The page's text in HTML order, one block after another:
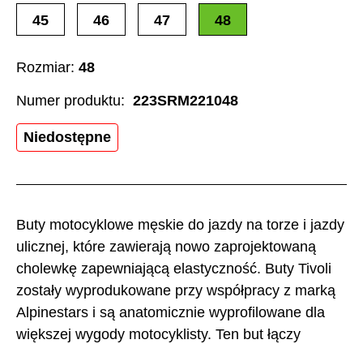
Buty motocyklowe męskie do jazdy na torze i jazdy
ulicznej, które zawierają nowo zaprojektowaną
cholewkę zapewniającą elastyczność. Buty Tivoli
zostały wyprodukowane przy współpracy z marką
Alpinestars i są anatomicznie wyprofilowane dla
większej wygody motocyklisty. Ten but łączy
Rozmiar: 48
Niedostępne
45 46 47 48
Numer produktu: 223SRM221048